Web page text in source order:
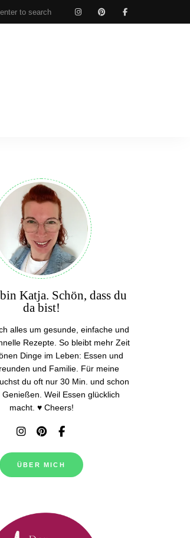
Katja. Schön, dass du
da bist!
alles um gesunde, einfache und
Rezepte. So bleibt mehr Zeit
Dinge im Leben: Essen und
und Familie. Für meine
du oft nur 30 Min. und schon
Weil Essen glücklich
macht. ♥ Cheers!
ÜBER MICH